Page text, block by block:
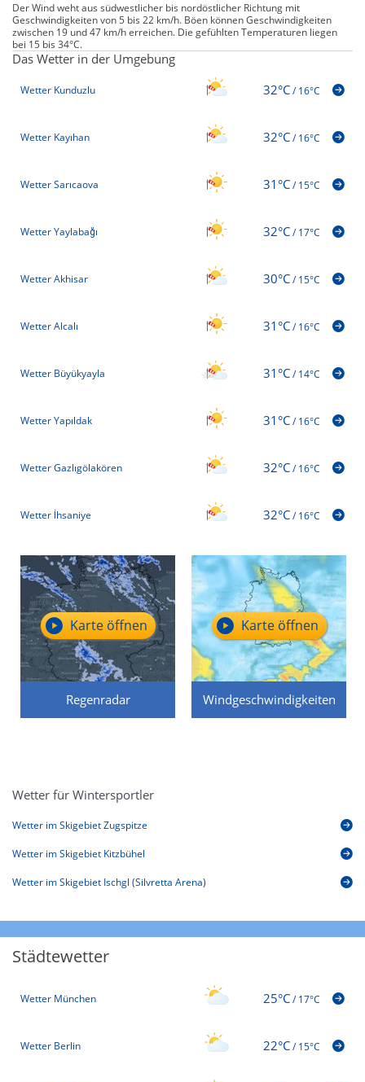
Der Wind weht aus südwestlicher bis nordöstlicher Richtung mit
Geschwindigkeiten von 5 bis 22 km/h. Böen können Geschwindigkeiten
zwischen 19 und 47 km/h erreichen. Die gefühlten Temperaturen liegen
bei 15 bis 34°C.
Das Wetter in der Umgebung
Wetter Kunduzlu 32°C/16°C
Wetter Kayıhan 32°C/16°C
Wetter Sarıcaova 31°C/15°C
Wetter Yaylabağı 32°C/17°C
Wetter Akhisar 30°C/15°C
Wetter Alcalı 31°C/16°C
Wetter Büyükyayla 31°C/14°C
Wetter Yapıldak 31°C/16°C
Wetter Gazlıgölakören 32°C/16°C
Wetter İhsaniye 32°C/16°C
Regenradar
Karte öffnen
Windgeschwindigkeiten
Karte öffnen
Wetter für Wintersportler
Wetter im Skigebiet Zugspitze
Wetter im Skigebiet Kitzbühel
Wetter im Skigebiet Ischgl (Silvretta Arena)
Städtewetter
Wetter München 25°C/17°C
Wetter Berlin 22°C/15°C